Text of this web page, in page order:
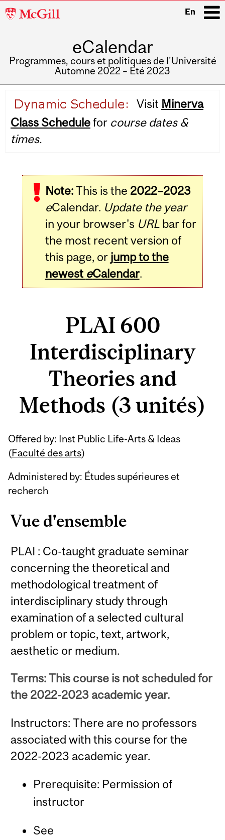
McGill
En
eCalendar
Programmes, cours et politiques de l'Université
Automne 2022 – Été 2023
navigation
Visit Minerva
Class Schedulefor course dates &
times.
Note:This is the 2022–2023
eCalendar. Update the year
in your browser's URLbar for
the most recent version of
this page, or jump to the
newest eCalendar.
PLAI 600
Interdisciplinary
Theories and
Methods (3 unités)
Offered by: Inst Public Life-Arts & Ideas
(Faculté des arts)
Administered by: Études supérieures et
recherch
Vue d'ensemble
PLAI : Co-taught graduate seminar
concerning the theoretical and
methodological treatment of
interdisciplinary study through
examination of a selected cultural
problem or topic, text, artwork,
aesthetic or medium.
Terms: This course is not scheduled for
the 2022-2023 academic year.
Instructors: There are no professors
associated with this course for the
2022-2023 academic year.
Prerequisite: Permission of
instructor
See
Related
Content